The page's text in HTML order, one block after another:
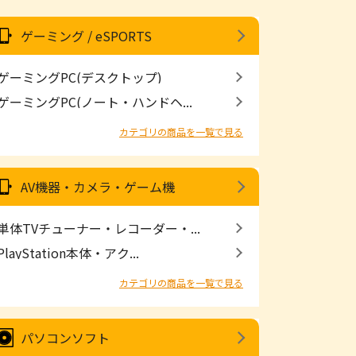
ゲーミング / eSPORTS
ーミングPC(デスクトップ)
ーミングPC(ノート・ハンドヘ...
カテゴリの商品を一覧で見る
AV機器・カメラ・ゲーム機
体TVチューナー・レコーダー・...
本体・アク...
カテゴリの商品を一覧で見る
パソコンソフト